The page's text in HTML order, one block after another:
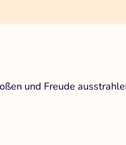
und Freude